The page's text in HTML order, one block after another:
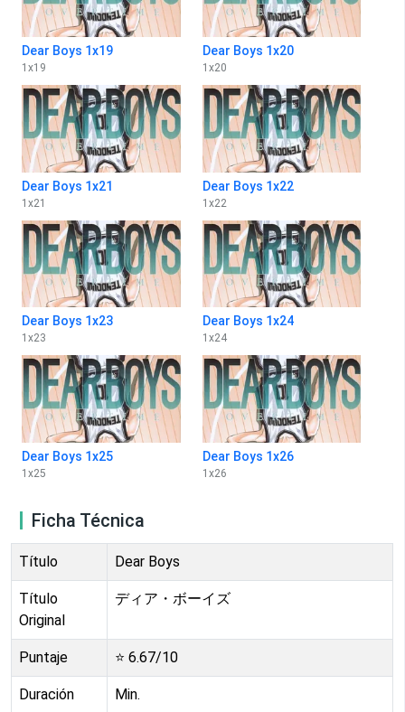
Dear Boys 1x19
1 x19
Dear Boys 1x20
1 x20
Dear Boys 1x21
1 x21
Dear Boys 1x22
1 x22
Dear Boys 1x23
1 x23
Dear Boys 1x24
1 x24
Dear Boys 1x25
1 x25
Dear Boys 1x26
1 x26
Ficha Técnica
Título Dear Boys
Título
Original
ディア・ボーイズ
Puntaje ⭐ 6.67/10
Duración Min.